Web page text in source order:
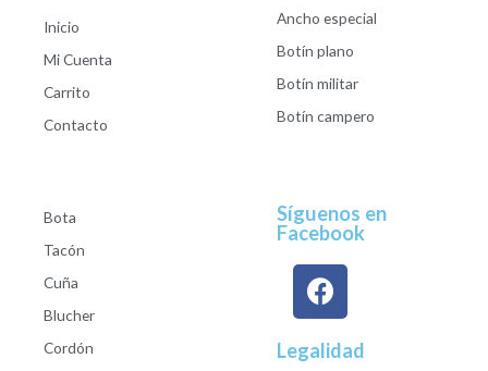
Inicio
Mi Cuenta
Carrito
Contacto
Ancho especial
Botín plano
Botín militar
Botín campero
Bota
Tacón
Cuña
Blucher
Cordón
Síguenos en
Facebook
Legalidad